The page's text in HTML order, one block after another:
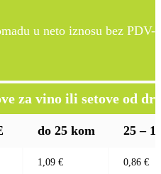
u neto iznosu bez PDV-
za vino ili setove od
do 25 kom 25 –
1,09 € 0,86 €